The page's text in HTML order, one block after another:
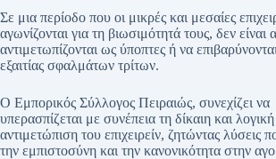
Σε μια περίοδο που οι μικρές και μεσαίες
αγωνίζονται για τη βιωσιμότητά τους, δεν είναι
αντιμετωπίζονται ως ύποπτες ή να
εξαιτίας σφαλμάτων τρίτων.
Ο Εμπορικός Σύλλογος Πειραιώς, συνεχίζει να
υπερασπίζεται με συνέπεια τη δίκαιη και λογική
αντιμετώπιση του επιχειρείν, ζητώντας λύσεις
την εμπιστοσύνη και την κανονικότητα στην